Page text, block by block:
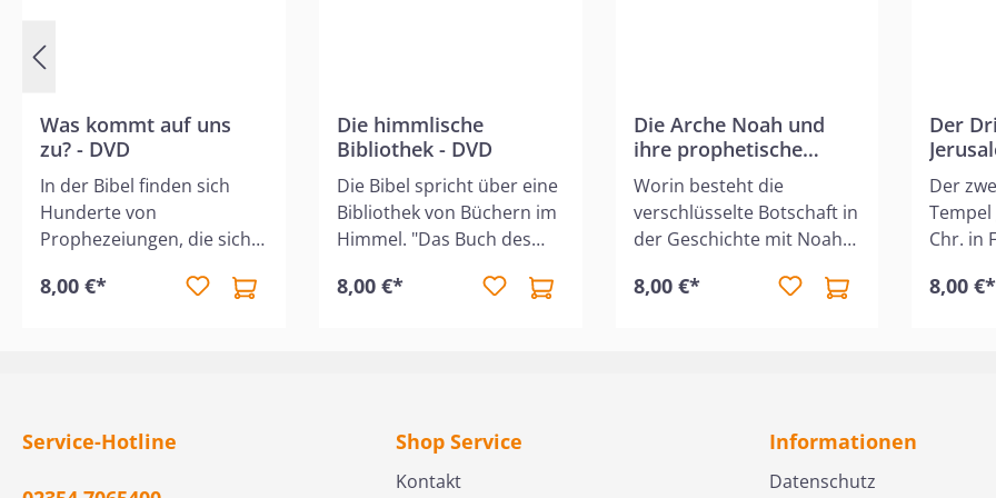
Was kommt auf uns
zu? - DVD
In der Bibel finden sich
Hunderte von
Prophezeiungen, die sich
sich die Voraussagen in
derselben Genauigkeit
8,00 €*
Die himmlische
Bibliothek - DVD
Die Bibel spricht über eine
Bibliothek von Büchern im
Himmel. "Das Buch des
Da stellt sich die Frage:
Bücher der Werke der
Menschen", in denen jede
8,00 €*
Die Arche Noah und
ihre prophetische
Bedeutung - DVD
Worin besteht die
verschlüsselte Botschaft in
der Geschichte mit Noah
wird durch die Rettung der
PräsentationLaufzeit: ca.
8,00 €*
Der
Der
Tempel
Chr. in
betet
Volk
8,00 €*
Service-Hotline Shop Service
Kontakt
Informationen
Datenschutz